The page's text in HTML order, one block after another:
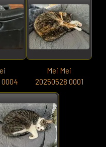
0004
Mei Mei
20250528 0001